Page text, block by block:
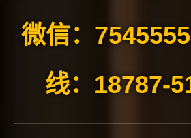
微信：
线：18787-